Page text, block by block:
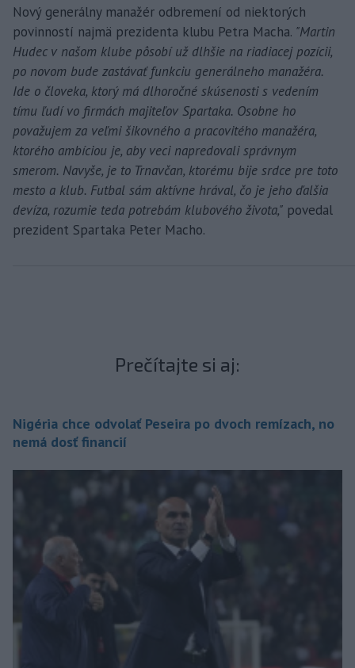
Nový generálny manažér odbremení od niektorých
povinností najmä prezidenta klubu Petra Macha. "Martin
Hudec v našom klube pôsobí už dlhšie na riadiacej pozícii,
po novom bude zastávať funkciu generálneho manažéra.
Ide o človeka, ktorý má dlhoročné skúsenosti s vedením
tímu ľudí vo firmách majiteľov Spartaka. Osobne ho
považujem za veľmi šikovného a pracovitého manažéra,
ktorého ambíciou je, aby veci napredovali správnym
smerom. Navyše, je to Trnavčan, ktorému bije srdce pre toto
mesto a klub. Futbal sám aktívne hrával, čo je jeho ďalšia
devíza, rozumie teda potrebám klubového života," povedal
prezident Spartaka Peter Macho.
Prečítajte si aj:
Nigéria chce odvolať Peseira po dvoch remízach, no
nemá dosť financií